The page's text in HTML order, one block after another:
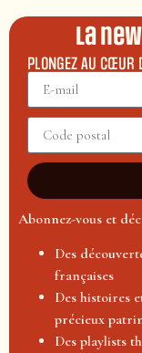
La
PLONGEZ AU CŒUR
Abonnez-vous et
Des
françaises
Des histoires
précieux
Des playlists